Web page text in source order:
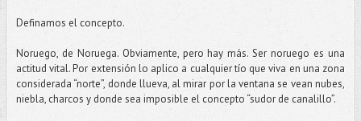
Definamos el concepto.
Noruego, de Noruega. Obviamente, pero hay más. Ser noruego es una
actitud vital. Por extensión lo aplico a cualquier tío que viva en una zona
considerada “norte”, donde llueva, al mirar por la ventana se vean nubes,
niebla, charcos y donde sea imposible el concepto “sudor de canalillo”.